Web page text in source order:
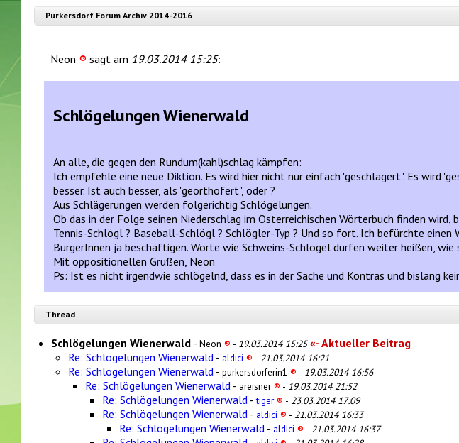
Purkersdorf Forum Archiv 2014-2016
Neon ® sagt am 19.03.2014 15:25:
Schlögelungen Wienerwald
An alle, die gegen den Rundum(kahl)schlag kämpfen:
Ich empfehle eine neue Diktion. Es wird hier nicht nur einfach "geschlägert". Es wird
besser. Ist auch besser, als "georthofert", oder ?
Aus Schlägerungen werden folgerichtig Schlögelungen.
Ob das in der Folge seinen Niederschlag im Österreichischen Wörterbuch finden wird,
Tennis-Schlögl ? Baseball-Schlögl ? Schlögler-Typ ? Und so fort. Ich befürchte
BürgerInnen ja beschäftigen. Worte wie Schweins-Schlögel dürfen weiter heißen, wie
Mit oppositionellen Grüßen, Neon
Ps: Ist es nicht irgendwie schlögelnd, dass es in der Sache und Kontras und bislang
Thread
Schlögelungen Wienerwald - Neon ® - 19.03.2014 15:25«- Aktueller Beitrag
Re: Schlögelungen Wienerwald - aldici ® - 21.03.2014 16:21
Re: Schlögelungen Wienerwald - purkersdorferin1 ® - 19.03.2014 16:56
Re: Schlögelungen Wienerwald - areisner® - 19.03.2014 21:52
Re: Schlögelungen Wienerwald -tiger® - 23.03.2014 17:09
Re: Schlögelungen Wienerwald - aldici ® - 21.03.2014 16:33
Re: Schlögelungen Wienerwald - aldici ® - 21.03.2014 16:37